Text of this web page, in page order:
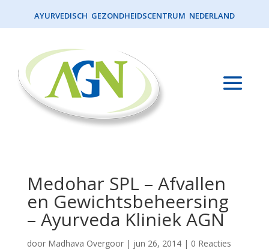
AYURVEDISCH GEZONDHEIDSCENTRUM NEDERLAND
Medohar SPL – Afvallen
en Gewichtsbeheersing
– Ayurveda Kliniek AGN
door Madhava Overgoor| jun 26, 2014| 0 Reacties